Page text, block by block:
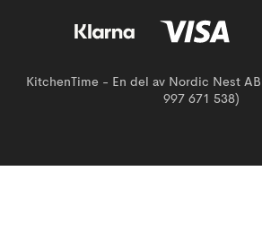
KitchenTime - En del av Nordic Nest
997 671 538)